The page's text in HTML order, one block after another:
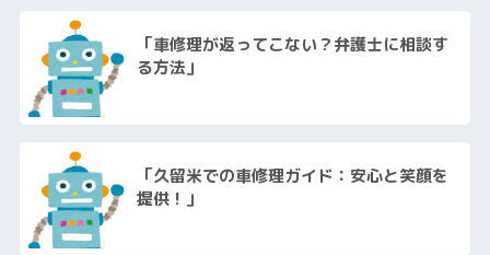
「車修理が返ってこない？弁護士に相談す
る方法」
「久留米での車修理ガイド：安心と笑顔を
提供！」